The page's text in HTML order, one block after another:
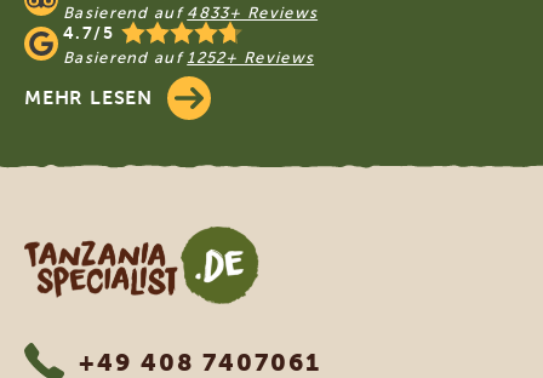
Basierend auf 4833+ Reviews
4.7/5
Basierend auf 1252+ Reviews
MEHR LESEN
Tanzania Specialist
+49 408 7407061